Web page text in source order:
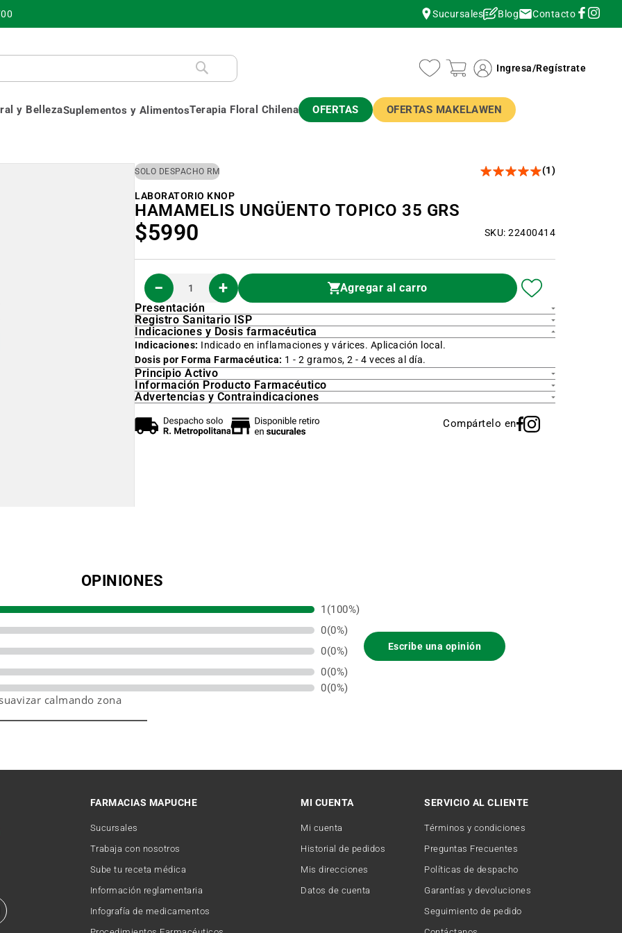
Sucursales Blog Contacto
Ingresa/Regístrate
y BellezaSuplementos y AlimentosTerapia Floral Chilena OFERTAS OFERTAS MAKELAWEN
LABORATORIO KNOP
(1)
$5990 SKU: 22400414
HAMAMELIS UNGÜENTO TOPICO 35 GRS
SOLO DESPACHO RM
Agregar al carro
Presentación
Registro Sanitario ISP
Indicaciones y Dosis farmacéutica
Indicaciones: Indicado en inflamaciones y várices. Aplicación local.
Dosis por Forma Farmacéutica: 1 - 2 gramos, 2 - 4 veces al día.
Principio Activo
Información Producto Farmacéutico
Advertencias y Contraindicaciones
Compártelo en
OPINIONES
1 (100%)
0(0%)
0(0%)
0(0%)
0(0%)
Escribe una opinión
calmando zona
FARMACIAS MAPUCHE
Sucursales
Trabaja con nosotros
Sube tu receta médica
Información reglamentaria
Infografía de medicamentos
MI CUENTA
Mi cuenta
Historial de pedidos
Mis direcciones
Datos de cuenta
SERVICIO AL CLIENTE
Términos y condiciones
Preguntas Frecuentes
Políticas de despacho
Garantías y devoluciones
Seguimiento de pedido